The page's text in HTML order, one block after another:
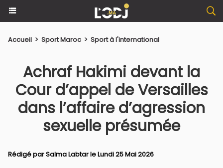
Accueil > Sport Maroc > Sport à l'international
Achraf Hakimi devant la
Cour d’appel de Versailles
dans l’affaire d’agression
sexuelle présumée
Rédigé parSalma Labtarle Lundi 25 Mai 2026